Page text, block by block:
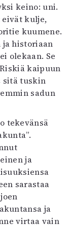
keino: uni.
kulje,
kuumene.
ja historiaan
olekaan. Se
kaipuun
sitä tuskin
sadun
tekevänsä
ja
sarastaa
ja
virtaa vain